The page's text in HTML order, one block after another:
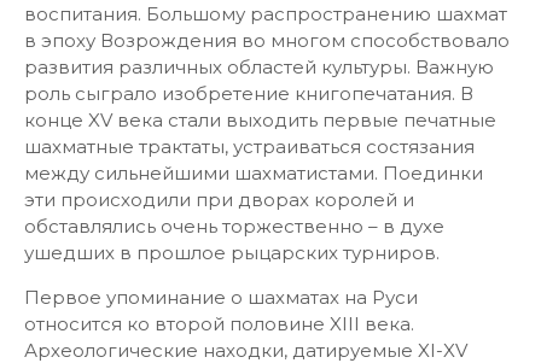
воспитания. Большому распространению шахмат
в эпоху Возрождения во многом способствовало
развития различных областей культуры. Важную
роль сыграло изобретение книгопечатания. В
конце XV века стали выходить первые печатные
шахматные трактаты, устраиваться состязания
между сильнейшими шахматистами. Поединки
эти происходили при дворах королей и
обставлялись очень торжественно – в духе
ушедших в прошлое рыцарских турниров.
Первое упоминание о шахматах на Руси
относится ко второй половине XIII века.
Археологические находки, датируемые XI-XV